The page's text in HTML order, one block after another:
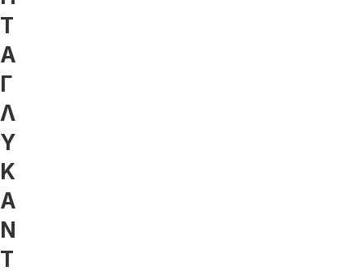
Τ
Α
Γ
Λ
Υ
Κ
Α
Ν
Τ